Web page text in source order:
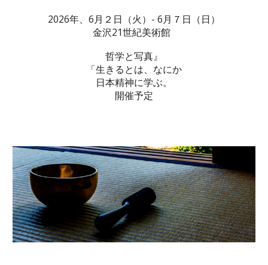
2026年、6月２日（火）- 6月７日（日）
金沢21世紀美術館
哲学と写真』
「生きるとは、なにか
日本精神に学ぶ。
開催予定